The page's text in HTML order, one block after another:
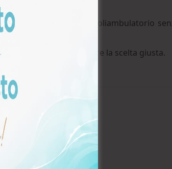
ora
l’accesso al poliambulatorio
potrebbe essere la scelta giusta.